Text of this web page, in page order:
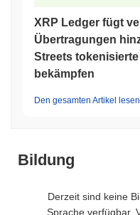
XRP Ledger fügt
Übertragungen
Streets
bekämpfen
Den gesamten Artikel lesen
Bildung
Derzeit sind keine
Sprache verfügbar.